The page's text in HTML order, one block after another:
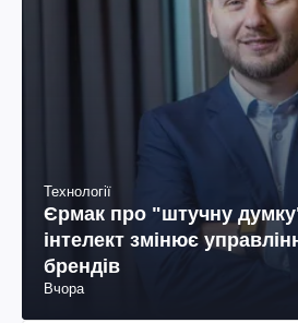
Технології
Єрмак про "штучну
інтелект змінює
брендів
Вчора